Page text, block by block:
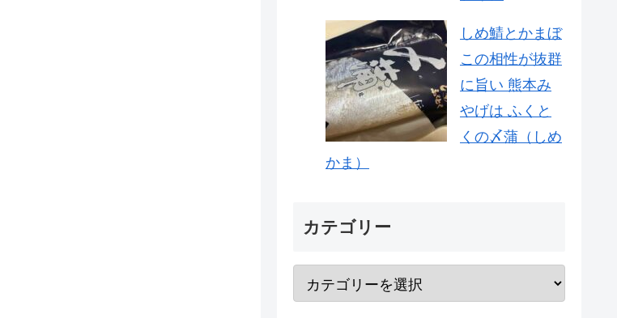
しめ鯖とかまぼ
この相性が抜群
に旨い 熊本み
やげは ふくと
くの〆蒲（しめ
かま）
カテゴリー